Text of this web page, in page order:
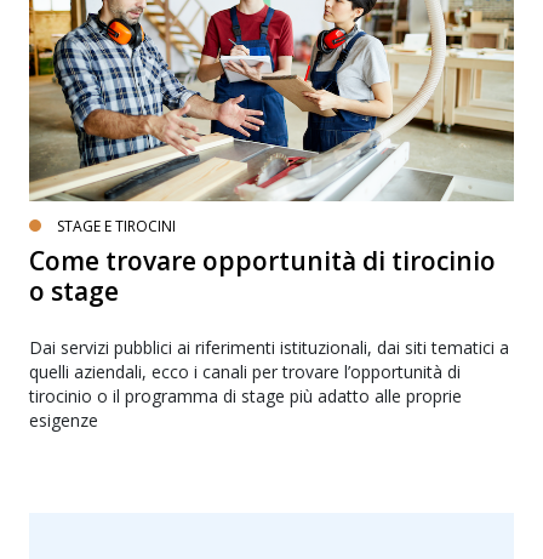
STAGE E TIROCINI
Come trovare opportunità di tirocinio
o stage
Dai servizi pubblici ai riferimenti istituzionali, dai siti tematici a
quelli aziendali, ecco i canali per trovare l’opportunità di
tirocinio o il programma di stage più adatto alle proprie
esigenze